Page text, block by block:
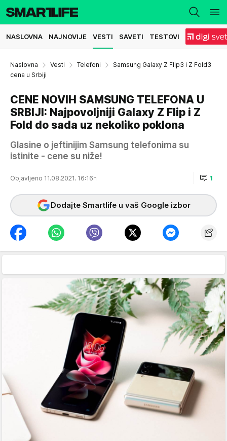
NASLOVNA NAJNOVIJE VESTI SAVETI TESTOVI
Naslovna Vesti Telefoni
Samsung Galaxy Z Flip3 i Z Fold3
cena u Srbiji
CENE NOVIH SAMSUNG TELEFONA U
SRBIJI: Najpovoljniji Galaxy Z Flip i Z
Fold do sada uz nekoliko poklona
Glasine o jeftinijim Samsung telefonima su
istinite - cene su niže!
Objavljeno 11.08.2021. 16:16h 1
Dodajte Smartlife u vaš Google izbor